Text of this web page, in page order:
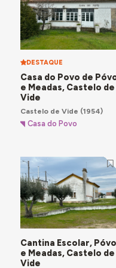
bem como os
Pavilhão
freguesias, o
Póvoa e Meadas.
DESTAQUE
Casa do Povo de
e Meadas, Castelo de
Vide
Castelo de Vide (1954)
Casa do Povo
Cantina Escolar,
e Meadas, Castelo de
Vide